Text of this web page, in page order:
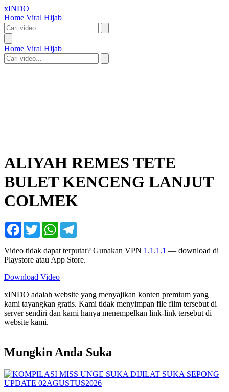
xINDO
Home Viral Hijab
Home Viral Hijab
ALIYAH REMES TETE
BULET KENCENG LANJUT
COLMEK
Facebook
TwitterWhatsApp
Video tidak dapat terputar? Gunakan VPN 1.1.1.1 — download di
Playstore atau App Store.
Download Video
xINDO adalah website yang menyajikan konten premium yang
kami tayangkan gratis. Kami tidak menyimpan file film tersebut di
server sendiri dan kami hanya menempelkan link-link tersebut di
website kami.
Mungkin Anda Suka